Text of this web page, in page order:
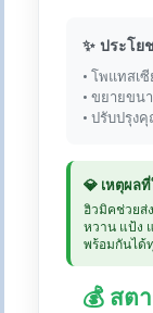
✨ ประโย
• โพแทสเ
• ขยายขน
• ปรับปรุง
💎 เหตุผล
ฮิวมิคช่วยส่
หวาน แป้ง
พร้อมกันได้
💰 สต